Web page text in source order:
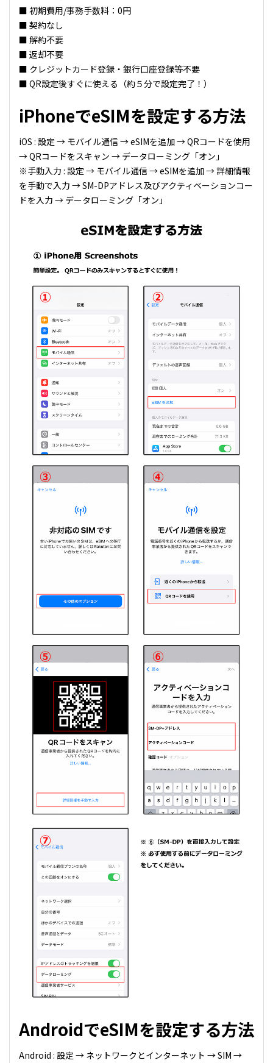
■ 初期費用/事務手数料：0円
■ 契約なし
■ 解約不要
■ 返却不要
■ クレジットカード登録・銀行口座登録等不要
■ QR設定後すぐに使える（約５分で設定完了！）
iPhoneでeSIMを設定する方法
iOS : 設定 → モバイル通信 → eSIMを追加 → QRコードを使用
→ QRコードをスキャン → データローミング「オン」
※手動入力 : 設定 → モバイル通信 → eSIMを追加 → 詳細情報
を手動で入力 → SM-DPアドレス及びアクティベーションコー
ドを入力 → データローミング「オン」
AndroidでeSIMを設定する方法
Android : 設定 → ネットワークとインターネット → SIM →